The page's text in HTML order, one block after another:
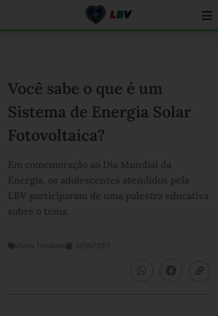
Você sabe o que é um
Sistema de Energia Solar
Fotovoltaica?
Em comemoração ao Dia Mundial da
Energia, os adolescentes atendidos pela
LBV participaram de uma palestra educativa
sobre o tema.
Elvira Trindade 31/05/2017